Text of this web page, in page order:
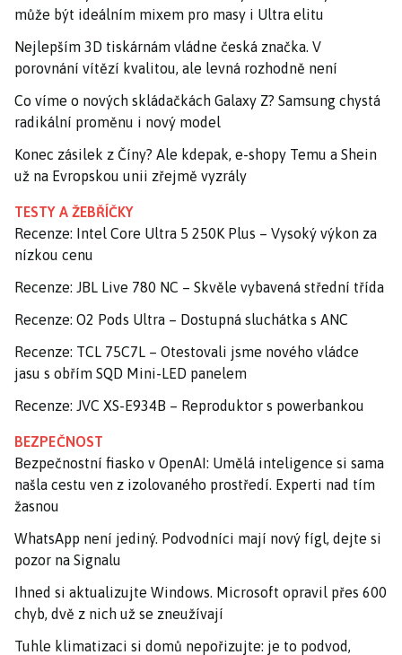
může být ideálním mixem pro masy i Ultra elitu
Nejlepším 3D tiskárnám vládne česká značka. V
porovnání vítězí kvalitou, ale levná rozhodně není
Co víme o nových skládačkách Galaxy Z? Samsung chystá
radikální proměnu i nový model
Konec zásilek z Číny? Ale kdepak, e-shopy Temu a Shein
už na Evropskou unii zřejmě vyzrály
TESTY A ŽEBŘÍČKY
Recenze: Intel Core Ultra 5 250K Plus – Vysoký výkon za
nízkou cenu
Recenze: JBL Live 780 NC – Skvěle vybavená střední třída
Recenze: O2 Pods Ultra – Dostupná sluchátka s ANC
Recenze: TCL 75C7L – Otestovali jsme nového vládce
jasu s obřím SQD Mini-LED panelem
Recenze: JVC XS-E934B – Reproduktor s powerbankou
BEZPEČNOST
Bezpečnostní fiasko v OpenAI: Umělá inteligence si sama
našla cestu ven z izolovaného prostředí. Experti nad tím
žasnou
WhatsApp není jediný. Podvodníci mají nový fígl, dejte si
pozor na Signalu
Ihned si aktualizujte Windows. Microsoft opravil přes 600
chyb, dvě z nich už se zneužívají
Tuhle klimatizaci si domů nepořizujte: je to podvod,